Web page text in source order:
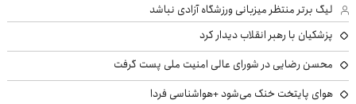
لیگ برتر منتظر میزبانی ورزشگاه آزادی نباشد
پزشکیان با رهبر انقلاب دیدار کرد
محسن رضایی در شورای عالی امنیت ملی پست گرفت
هوای پایتخت خنک می‌شود +هواشناسی فردا